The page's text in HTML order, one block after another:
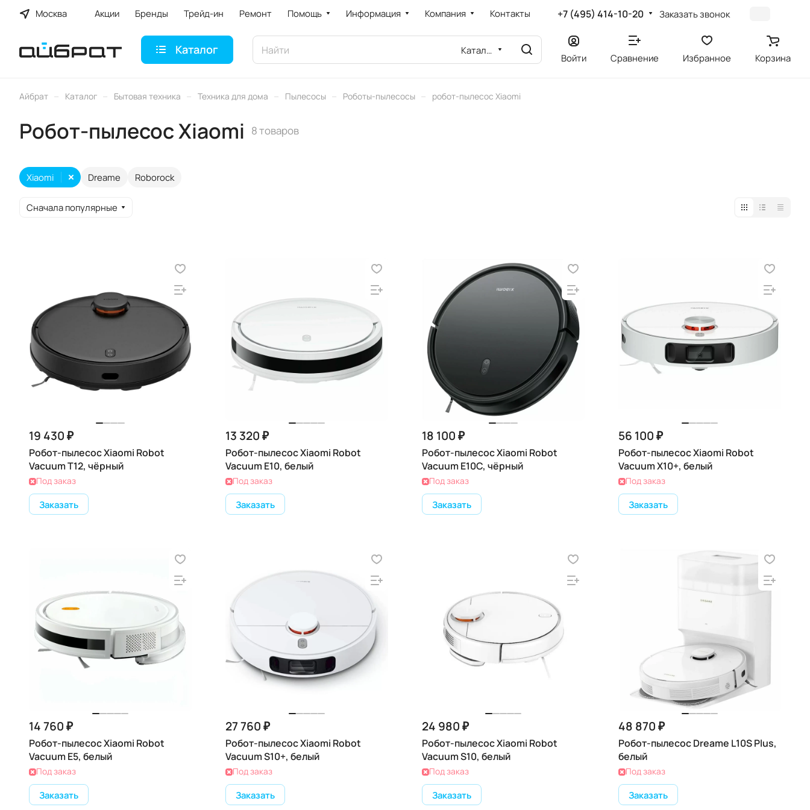
Москва Акции Бренды Трейд-ин Ремонт Помощь Информация Компания Контакты +7 (495) 414-10-20 Заказать звонок
Каталог Каталог
Войти Сравнение Избранное Корзина
Айбрат – Каталог – Бытовая техника – Техника для дома – Пылесосы – Роботы-пылесосы – робот-пылесос Xiaomi
Робот-пылесос Xiaomi 8 товаров
Dreame Roborock
Xiaomi
Сначала популярные
19 430 ₽
Робот-пылесос Xiaomi Robot
Vacuum T12, чёрный
Под заказ
Заказать
13 320 ₽
Робот-пылесос Xiaomi Robot
Vacuum E10, белый
Под заказ
Заказать
18 100 ₽
Робот-пылесос Xiaomi Robot
Vacuum E10C, чёрный
Под заказ
Заказать
56 100 ₽
Робот-пылесос Xiaomi Robot
Vacuum X10+, белый
Под заказ
Заказать
14 760 ₽
Робот-пылесос Xiaomi Robot
Vacuum E5, белый
Под заказ
Заказать
27 760 ₽
Робот-пылесос Xiaomi Robot
Vacuum S10+, белый
Под заказ
Заказать
24 980 ₽
Робот-пылесос Xiaomi Robot
Vacuum S10, белый
Под заказ
Заказать
48 870 ₽
Робот-пылесос Dreame L10S Plus,
белый
Под заказ
Заказать